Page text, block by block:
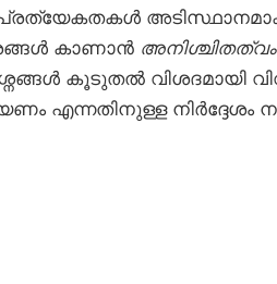
കാണാൻ
കൂടുതൽ വിശദമായി
എന്നതിനുള്ള